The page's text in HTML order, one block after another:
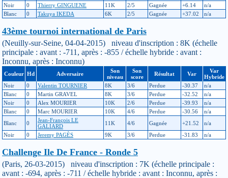
Noir
0 Thierry GINGUENE 11K 2/5 Gagnée +6.14
n/a
Blanc
0 Takuya IKEDA 6K 2/5 Gagnée +37.02 n/a
43ème tournoi international de Paris
(Neuilly-sur-Seine, 04-04-2015) niveau d'inscription : 8K (échelle
principale : avant : -711, après : -855 / échelle hybride : avant :
Inconnu, après : Inconnu)
Couleur Hd Adversaire
Son
niveau
Son
score
Résultat Var
Var
Hybride
Noir
0 Valentin TOURNIER 8K 3/6 Perdue -30.37
n/a
Blanc
0 Martin GRAVEL 8K 3/6 Perdue -32.52
n/a
Noir
0 Alex MOURIER 10K 2/6 Perdue -39.93
n/a
Blanc
0 Marc MOURIER 10K 4/6 Perdue -30.56
n/a
Blanc
0
Jean-François LE
GALIARD
11K 4/6 Gagnée +21.52
n/a
Noir
0 Jeremy PAGÈS 9K 3/6 Perdue -31.83 n/a
Challenge Ile De France - Ronde 5
(Paris, 26-03-2015) niveau d'inscription : 7K (échelle principale :
avant : -694, après : -711 / échelle hybride : avant : Inconnu, après :